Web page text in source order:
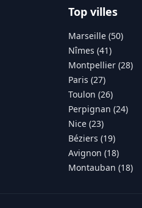
Top villes
Marseille (50)
Nîmes (41)
Montpellier (28)
Paris (27)
Toulon (26)
Perpignan (24)
Nice (23)
Béziers (19)
Avignon (18)
Montauban (18)